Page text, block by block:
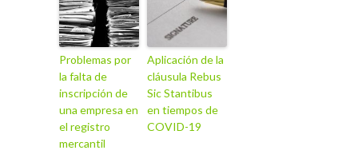
Problemas por
la falta de
inscripción de
una empresa en
el registro
mercantil
Aplicación de la
cláusula Rebus
Sic Stantibus
en tiempos de
COVID-19